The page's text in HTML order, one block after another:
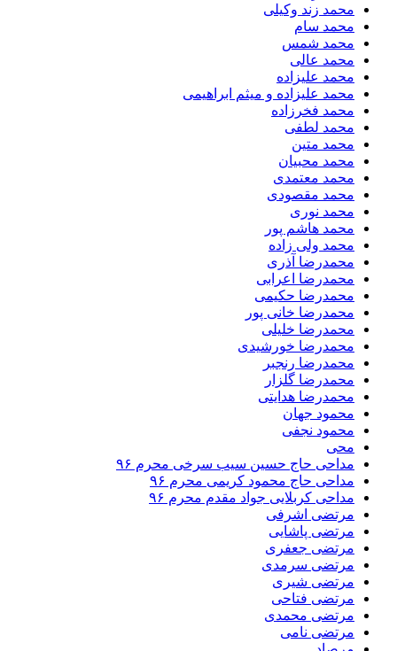
محمد زند وکیلی
محمد سام
محمد شمس
محمد عالی
محمد علیزاده
محمد علیزاده و میثم ابراهیمی
محمد فخرزاده
محمد لطفی
محمد متین
محمد محبیان
محمد معتمدی
محمد مقصودی
محمد نوری
محمد هاشم پور
محمد ولی زاده
محمدرضا آذری
محمدرضا اعرابی
محمدرضا حکیمی
محمدرضا خانی پور
محمدرضا خلیلی
محمدرضا خورشیدی
محمدرضا رنجبر
محمدرضا گلزار
محمدرضا هدایتی
محمود جهان
محمود نجفی
محی
مداحی حاج حسین سیب سرخی محرم ۹۶
مداحی حاج محمود کریمی محرم ۹۶
مداحی کربلایی جواد مقدم محرم ۹۶
مرتضی اشرفی
مرتضی پاشایی
مرتضی جعفری
مرتضی سرمدی
مرتضی شیری
مرتضی فتاحی
مرتضی محمدی
مرتضی نامی